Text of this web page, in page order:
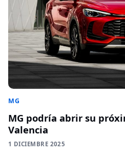
MG
MG podría abrir su
Valencia
1 DICIEMBRE 2025